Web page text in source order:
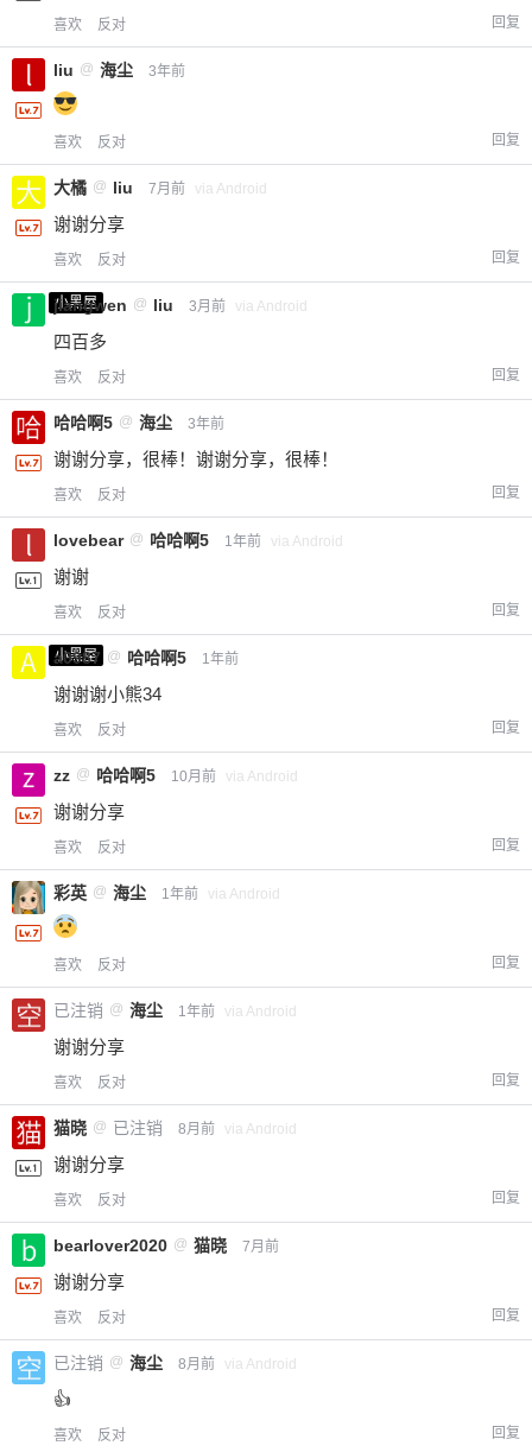
喜欢 反对 回复
liu @ 海尘 3年前
喜欢 反对 回复
大橘 @ liu 7月前 via Android
谢谢分享
喜欢 反对 回复
小黑屋
jiangwen @ liu 3月前 via Android
四百多
喜欢 反对 回复
哈哈啊5 @ 海尘 3年前
谢谢分享，很棒！谢谢分享，很棒！
喜欢 反对 回复
lovebear @ 哈哈啊5 1年前 via Android
谢谢
喜欢 反对 回复
小黑屋
a0987 @ 哈哈啊5 1年前
谢谢谢小熊34
喜欢 反对 回复
zz @ 哈哈啊5 10月前 via Android
谢谢分享
喜欢 反对 回复
彩英 @ 海尘 1年前 via Android
喜欢 反对 回复
已注销 @ 海尘 1年前 via Android
谢谢分享
喜欢 反对 回复
猫晓 @ 已注销 8月前 via Android
谢谢分享
喜欢 反对 回复
bearlover2020 @ 猫晓 7月前
谢谢分享
喜欢 反对 回复
已注销 @ 海尘 8月前 via Android
👍
喜欢 反对 回复